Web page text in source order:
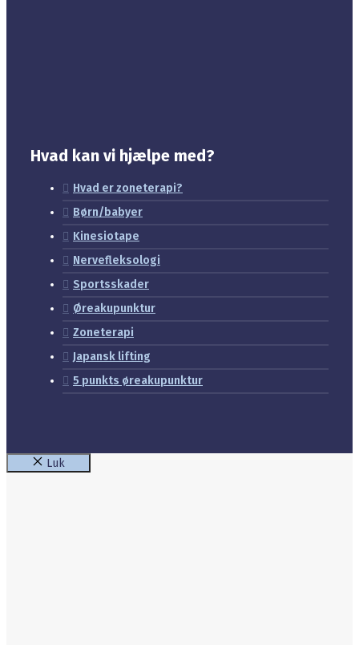
Hvad kan vi hjælpe med?
Hvad er zoneterapi?
Børn/babyer
Kinesiotape
Nervefleksologi
Sportsskader
Øreakupunktur
Zoneterapi
Japansk lifting
5 punkts øreakupunktur
Luk